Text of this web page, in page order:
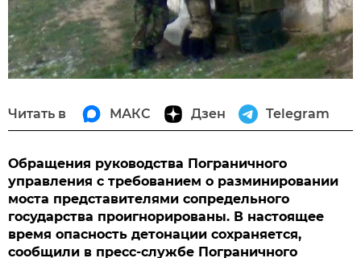
Читать в МАКС Дзен Telegram
Обращения руководства Пограничного
управления с требованием о разминировании
моста представителями сопредельного
государства проигнорированы. В настоящее
время опасность детонации сохраняется,
сообщили в пресс-службе Пограничного